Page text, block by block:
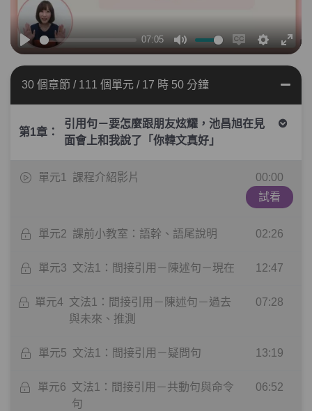
播
07:05
靜
Enable
設
全
螢
30 個章節 / 111 個單元 / 17 時 50 分鐘
第1章：
引用句－要怎麼跟朋友炫耀，池昌旭在見
面會上和我說了「你韓文真好」
單元1 課程介紹影片
00:00
試看
單元2 課前小教室：語幹、語尾說明 02:26
單元3 文法1：間接引用－陳述句－現在 12:47
單元4 文法1：間接引用－陳述句－過去
與未來、推測
07:28
單元5 文法1：間接引用－疑問句 13:19
單元6 文法1：間接引用－共動句與命令
句
06:52